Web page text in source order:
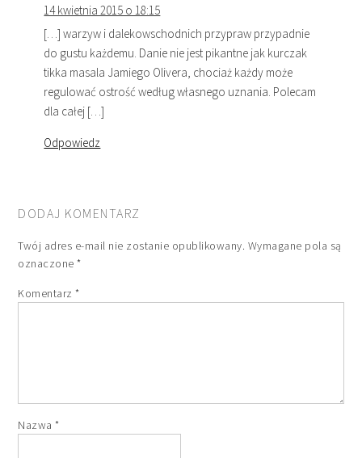
14 kwietnia 2015 o 18:15
[…] warzyw i dalekowschodnich przypraw przypadnie
do gustu każdemu. Danie nie jest pikantne jak kurczak
tikka masala Jamiego Olivera, chociaż każdy może
regulować ostrość według własnego uznania. Polecam
dla całej […]
Odpowiedz
DODAJ KOMENTARZ
Twój adres e-mail nie zostanie opublikowany. Wymagane pola są
oznaczone*
Komentarz*
Nazwa*